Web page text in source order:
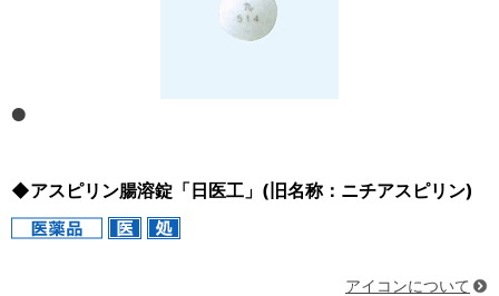
◆アスピリン腸溶錠「日医工」(旧名称：ニチアスピリン)
アイコンについて